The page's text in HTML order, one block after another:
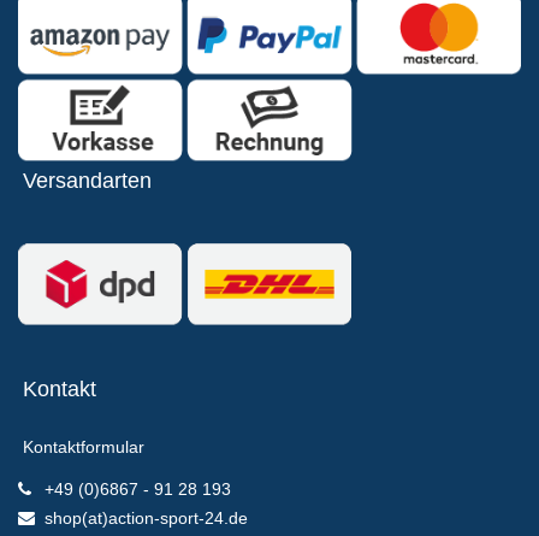
Versandarten
Kontakt
Kontaktformular
+49 (0)6867 - 91 28 193
shop(at)action-sport-24.de